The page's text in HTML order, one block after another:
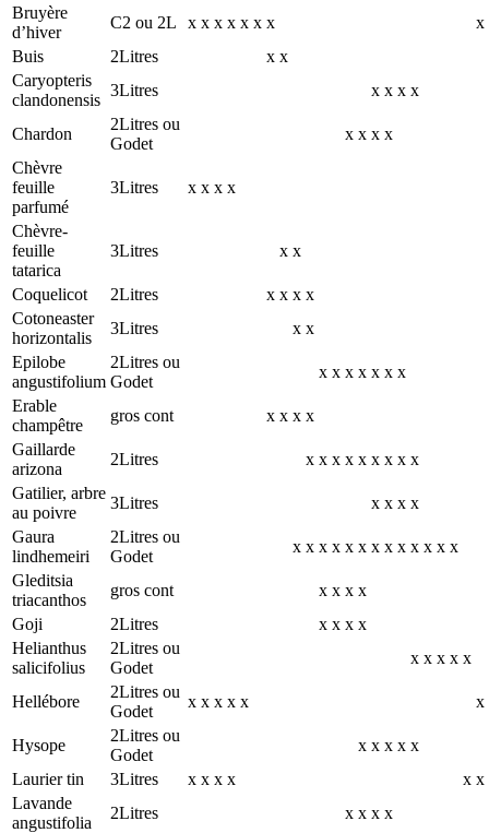
Bruyère
d’hiver
C2 ou 2L x x x x x x x
x
Buis
2Litres x x
Caryopteris
clandonensis
3Litres x x x x
Chardon
2Litres ou
Godet
x x x x
Chèvre
feuille
parfumé
3Litres x x x x
Chèvre-
feuille
tatarica
3Litres x x
Coquelicot 2Litres x x x x
Cotoneaster
horizontalis
3Litres x x
Epilobe
angustifolium
2Litres ou
Godet
x x x x x x x
Erable
champêtre
gros cont x x x x
Gaillarde
arizona
2Litres x x x x x x x x x
Gatilier, arbre
au poivre
3Litres x x x x
Gaura
lindhemeiri
2Litres ou
Godet
x x x x x x x x x x x x x
Gleditsia
triacanthos
gros cont x x x x
Goji
2Litres x x x x
Helianthus
salicifolius
2Litres ou
Godet
x x x x x
Hellébore
2Litres ou
Godet
x x x x x x
Hysope
2Litres ou
Godet
x x x x x
Laurier tin
3Litres x x x x x x
Lavande
angustifolia
2Litres x x x x